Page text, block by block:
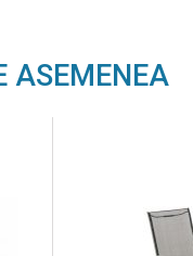
ASEMENEA